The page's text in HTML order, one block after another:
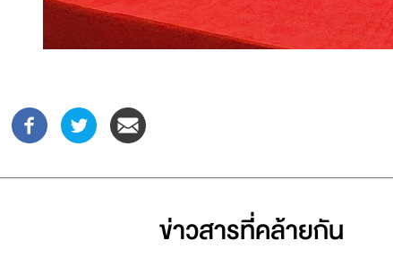
ข่าวสารที่่คล้ายกัน